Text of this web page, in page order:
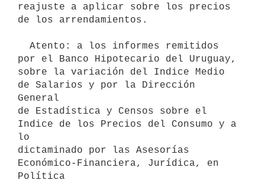
reajuste a aplicar sobre los precios
de los arrendamientos.
por el Banco Hipotecario del Uruguay,
sobre la variación del Indice Medio
de Salarios y por la Dirección
General
de Estadística y Censos sobre el
Indice de los Precios del Consumo y a
lo
dictaminado por las Asesorías
Económico-Financiera, Jurídica, en
Política